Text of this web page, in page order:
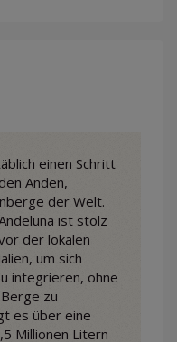
einen Schritt
Anden,
der Welt.
ist stolz
der lokalen
um sich
integrieren, ohne
zu
es über eine
Millionen Litern